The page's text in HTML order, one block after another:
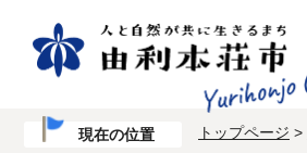
現在の位置 トップページ >